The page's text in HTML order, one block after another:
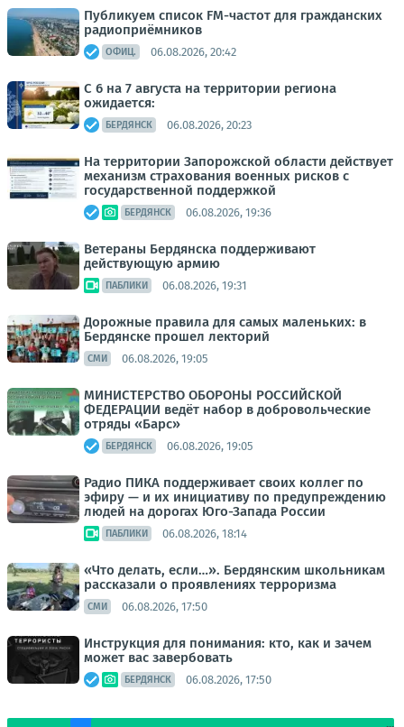
Публикуем список FM-частот для гражданских
радиоприёмников
ОФИЦ. 06.08.2026, 20:42
С 6 на 7 августа на территории региона
ожидается:
БЕРДЯНСК 06.08.2026, 20:23
На территории Запорожской области действует
механизм страхования военных рисков с
государственной поддержкой
БЕРДЯНСК 06.08.2026, 19:36
Ветераны Бердянска поддерживают
действующую армию
ПАБЛИКИ 06.08.2026, 19:31
Дорожные правила для самых маленьких: в
Бердянске прошел лекторий
СМИ 06.08.2026, 19:05
МИНИСТЕРСТВО ОБОРОНЫ РОССИЙСКОЙ
ФЕДЕРАЦИИ ведёт набор в добровольческие
отряды «Барс»
БЕРДЯНСК 06.08.2026, 19:05
Радио ПИКА поддерживает своих коллег по
эфиру — и их инициативу по предупреждению
людей на дорогах Юго-Запада России
ПАБЛИКИ 06.08.2026, 18:14
«Что делать, если…». Бердянским школьникам
рассказали о проявлениях терроризма
СМИ 06.08.2026, 17:50
Инструкция для понимания: кто, как и зачем
может вас завербовать
БЕРДЯНСК 06.08.2026, 17:50
...